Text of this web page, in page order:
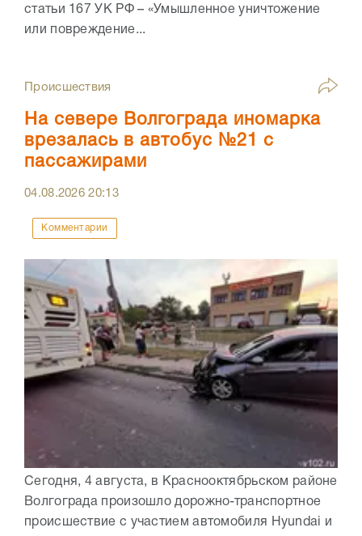
статьи 167 УК РФ – «Умышленное уничтожение
или повреждение...
Происшествия
На севере Волгограда иномарка
врезалась в автобус №21 с
пассажирами
04.08.202620:13
Комментарии
Сегодня, 4 августа, в Краснооктябрьском районе
Волгограда произошло дорожно-транспортное
происшествие с участием автомобиля Hyundai и